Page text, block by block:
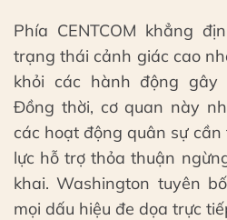
Phía CENTCOM khẳng
trạng thái cảnh giác cao
khỏi các hành động gây
Đồng thời, cơ quan này
các hoạt động quân sự
lực hỗ trợ thỏa thuận
khai. Washington tuyên
mọi dấu hiệu đe dọa trực